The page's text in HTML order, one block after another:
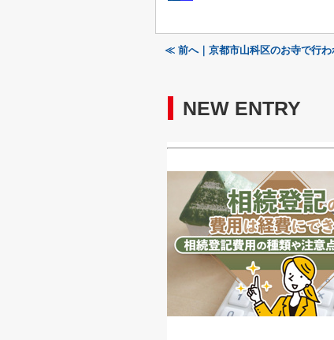
≪ 前へ｜京都市山科区のお寺で行わ
NEW ENTRY